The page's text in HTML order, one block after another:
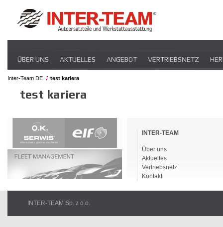
überspringen
ÜBER UNS AKTUELLES ANGEBOT VERTRIEBSNETZ
Inter-Team DE test kariera
test kariera
überspringen
INTER-TEAM
Über uns
Aktuelles
Vertriebsnetz
Kontakt
INTER-TEAM Sp. z o.o.